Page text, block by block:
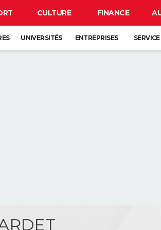
CULTURE FINANCE
UNIVERSITÉS ENTREPRISES